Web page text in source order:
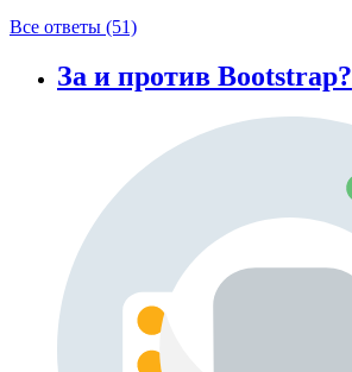
Все ответы (51)
За и против Bootstrap?